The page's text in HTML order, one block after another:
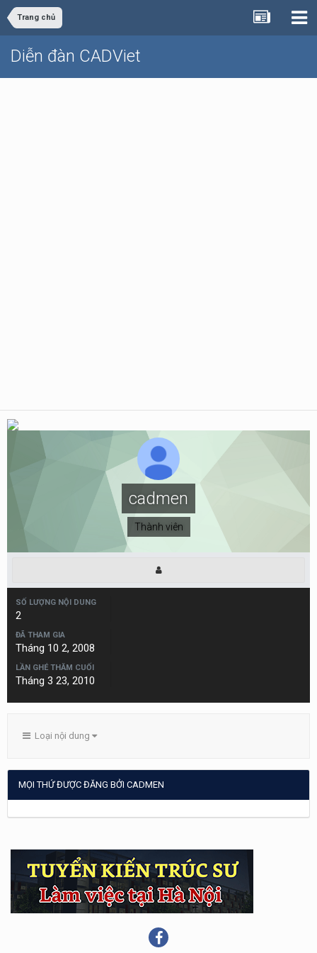
Trang chủ
Diễn đàn CADViet
cadmen
Thành viên
SỐ LƯỢNG NỘI DUNG
2
ĐÃ THAM GIA
Tháng 10 2, 2008
LẦN GHÉ THĂM CUỐI
Tháng 3 23, 2010
Loại nội dung
MỌI THỨ ĐƯỢC ĐĂNG BỞI CADMEN